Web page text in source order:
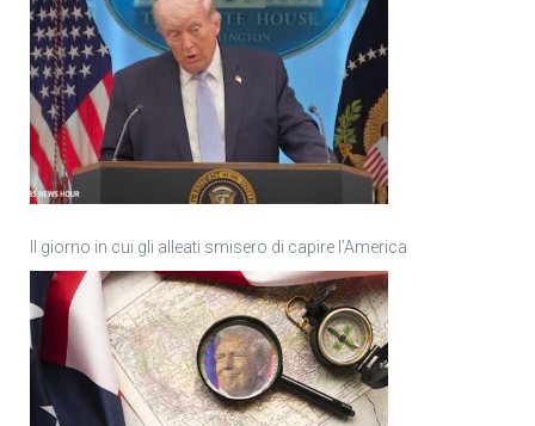
Il giorno in cui gli alleati smisero di capire l’America